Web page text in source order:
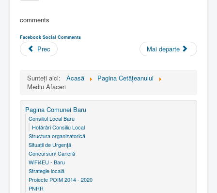
comments
Facebook Social Comments
Prec Mai departe
Sunteți aici: Acasă
Pagina Cetăţeanului
Mediu Afaceri
Pagina Comunei Baru
Consiliul Local Baru
Hotărâri Consiliu Local
Structura organizatorică
Situaţii de Urgenţă
Concursuri/ Carieră
WiFi4EU - Baru
Strategie locală
Proiecte POIM 2014 - 2020
PNRR